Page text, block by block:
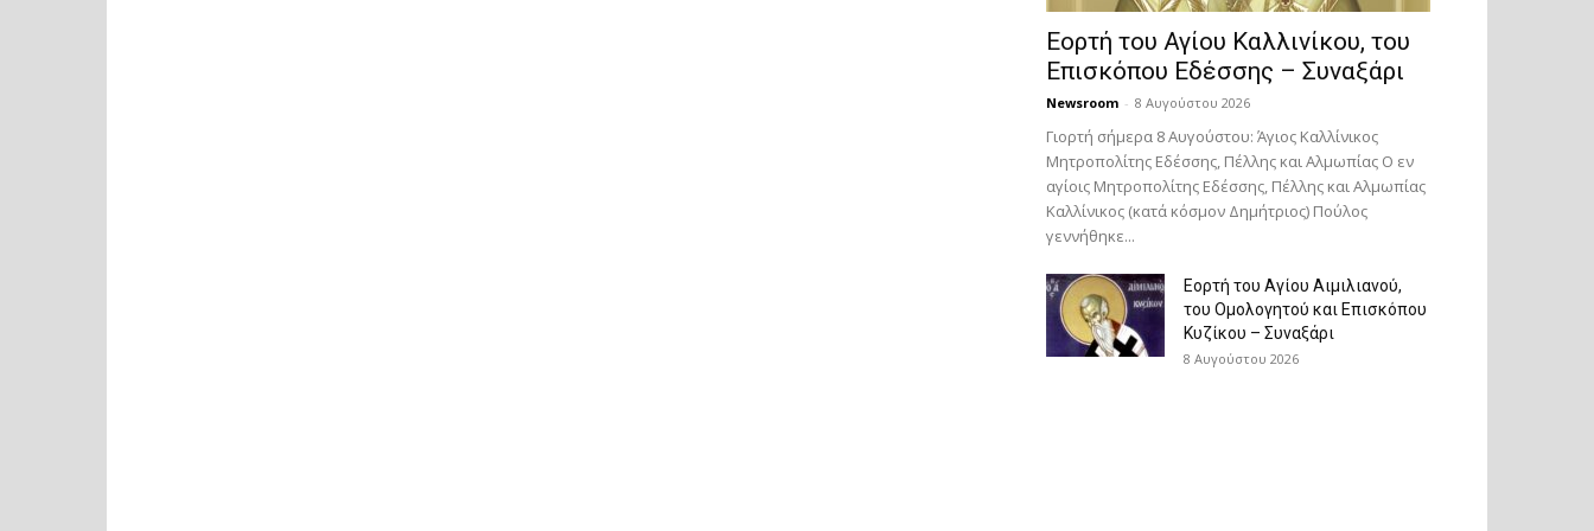
Εορτή του Αγίου Καλλινίκου, του
Επισκόπου Εδέσσης – Συναξάρι
Newsroom - 8 Αυγούστου 2026
Γιορτή σήμερα 8 Αυγούστου: Άγιος Καλλίνικος
Μητροπολίτης Εδέσσης, Πέλλης και Αλμωπίας Ο εν
αγίοις Μητροπολίτης Εδέσσης, Πέλλης και Αλμωπίας
Καλλίνικος (κατά κόσμον Δημήτριος) Πούλος
γεννήθηκε...
Εορτή του Αγίου Αιμιλιανού,
του Ομολογητού και Επισκόπου
Κυζίκου – Συναξάρι
8 Αυγούστου 2026